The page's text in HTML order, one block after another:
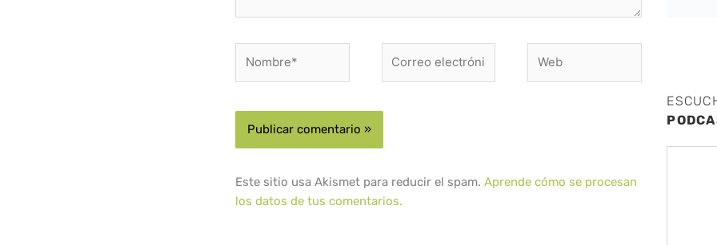
electrónico*
Este sitio usa Akismet para reducir el spam.Aprende cómo se procesan
los datos de tus comentarios.